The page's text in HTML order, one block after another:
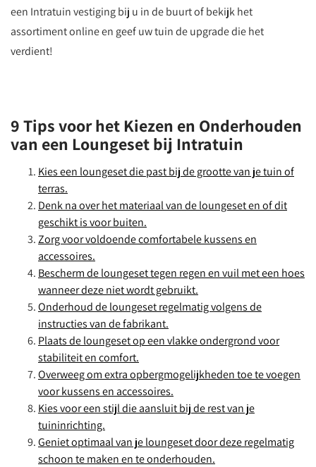
een Intratuin vestiging bij u in de buurt of bekijk het
assortiment online en geef uw tuin de upgrade die het
verdient!
9 Tips voor het Kiezen en Onderhouden
van een Loungeset bij Intratuin
Kies een loungeset die past bij de grootte van je tuin of
terras.
Denk na over het materiaal van de loungeset en of dit
geschikt is voor buiten.
Zorg voor voldoende comfortabele kussens en
accessoires.
Bescherm de loungeset tegen regen en vuil met een hoes
wanneer deze niet wordt gebruikt.
Onderhoud de loungeset regelmatig volgens de
instructies van de fabrikant.
Plaats de loungeset op een vlakke ondergrond voor
stabiliteit en comfort.
Overweeg om extra opbergmogelijkheden toe te voegen
voor kussens en accessoires.
Kies voor een stijl die aansluit bij de rest van je
tuininrichting.
Geniet optimaal van je loungeset door deze regelmatig
schoon te maken en te onderhouden.